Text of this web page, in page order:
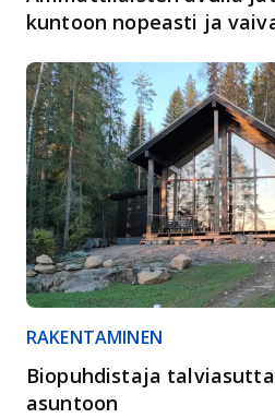
kuntoon nopeasti ja
RAKENTAMINEN
Biopuhdistaja
asuntoon